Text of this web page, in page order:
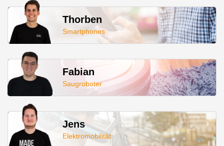
Thorben
Smartphones
Fabian
Saugroboter
Jens
Elektromobilität